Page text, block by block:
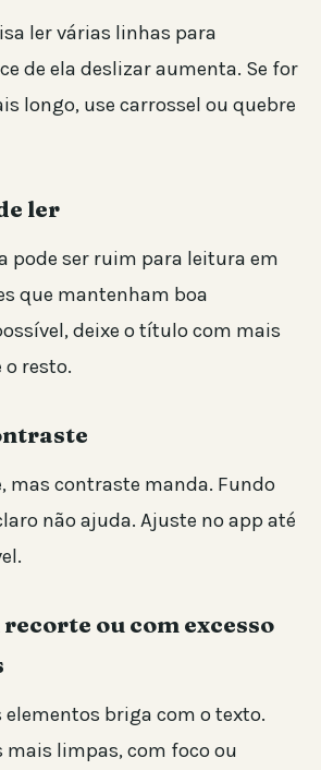
ler várias linhas para
de ela deslizar aumenta. Se for
longo, use carrossel ou quebre
ler
pode ser ruim para leitura em
que mantenham boa
deixe o título com mais
resto.
mas contraste manda. Fundo
não ajuda. Ajuste no app até
ou com excesso
briga com o texto.
mais limpas, com foco ou